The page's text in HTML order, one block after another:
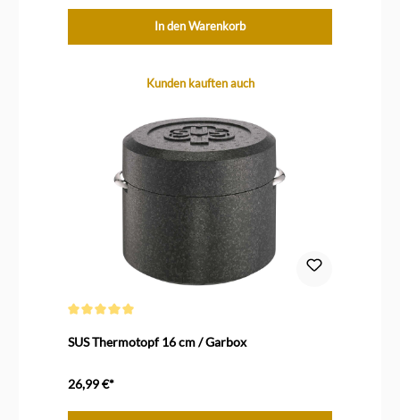
In den Warenkorb
Produktgalerie überspringenKunden kauften auch
SUS Thermotopf 16 cm / Garbox
26,99 €*